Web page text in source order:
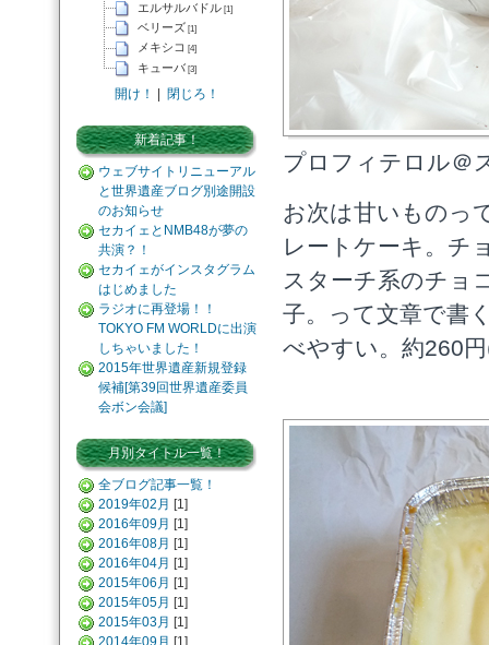
エルサルバドル [1]
ベリーズ [1]
メキシコ [4]
キューバ [3]
開け！ | 閉じろ！
新着記事！
ウェブサイトリニューアル
と世界遺産ブログ別途開設
のお知らせ
セカイェとNMB48が夢の
共演？！
セカイェがインスタグラム
はじめました
ラジオに再登場！！
TOKYO FM WORLDに出演
しちゃいました！
2015年世界遺産新規登録
候補[第39回世界遺産委員
会ボン会議]
月別タイトル一覧！
全ブログ記事一覧！
2019年02月 [1]
2016年09月 [1]
2016年08月 [1]
2016年04月 [1]
2015年06月 [1]
2015年05月 [1]
2015年03月 [1]
2014年09月 [1]
プロフィテロル＠
お次は甘いものっ
レートケーキ。チ
スターチ系のチョ
子。って文章で書
べやすい。約260